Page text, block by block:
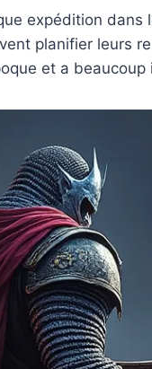
expédition
planifier leurs
et a